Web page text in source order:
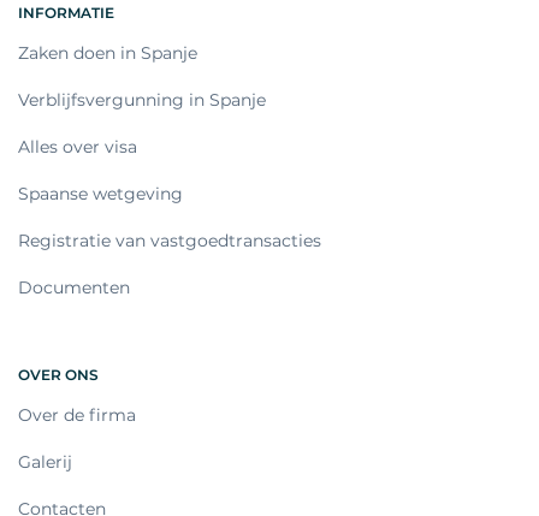
INFORMATIE
Zaken doen in Spanje
Verblijfsvergunning in Spanje
Alles over visa
Spaanse wetgeving
Registratie van vastgoedtransacties
Documenten
OVER ONS
Over de firma
Galerij
Contacten